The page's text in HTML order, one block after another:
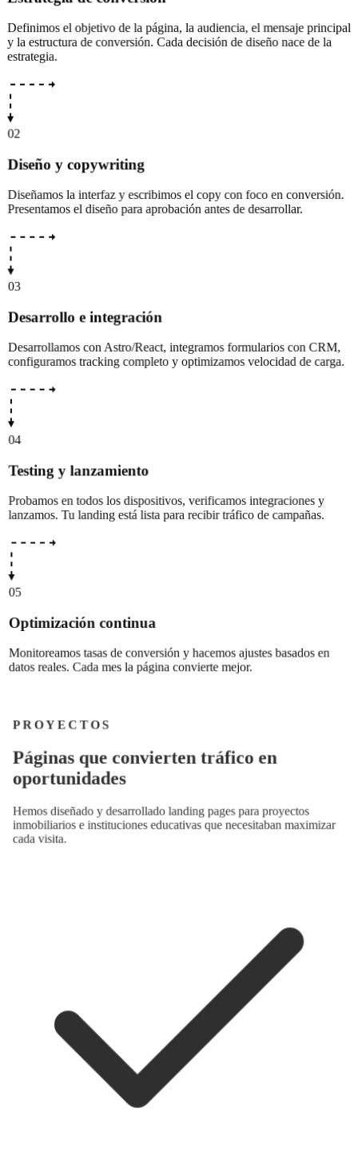
Definimos el objetivo de la página, la audiencia, el mensaje principal
y la estructura de conversión. Cada decisión de diseño nace de la
estrategia.
02
Diseño y copywriting
Diseñamos la interfaz y escribimos el copy con foco en conversión.
Presentamos el diseño para aprobación antes de desarrollar.
03
Desarrollo e integración
Desarrollamos con Astro/React, integramos formularios con CRM,
configuramos tracking completo y optimizamos velocidad de carga.
04
Testing y lanzamiento
Probamos en todos los dispositivos, verificamos integraciones y
lanzamos. Tu landing está lista para recibir tráfico de campañas.
05
Optimización continua
Monitoreamos tasas de conversión y hacemos ajustes basados en
datos reales. Cada mes la página convierte mejor.
PROYECTOS
Páginas que convierten tráfico en
oportunidades
Hemos diseñado y desarrollado landing pages para proyectos
inmobiliarios e instituciones educativas que necesitaban maximizar
cada visita.